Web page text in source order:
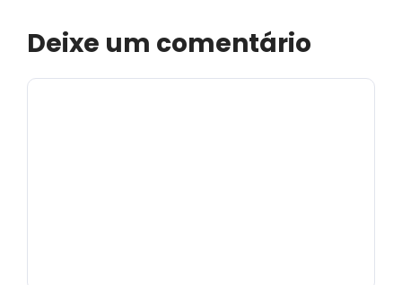
Deixe um comentário